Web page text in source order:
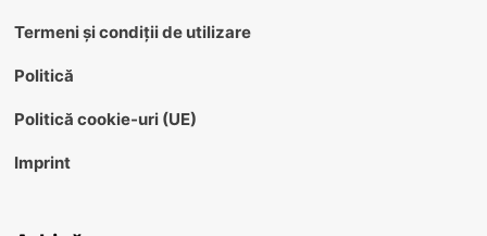
Termeni și condiții de utilizare
Politică
Politică cookie-uri (UE)
Imprint